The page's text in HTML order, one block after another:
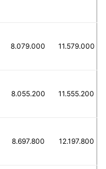
8.079.000 11.579.000
8.055.200 11.555.200
8.697.800 12.197.800